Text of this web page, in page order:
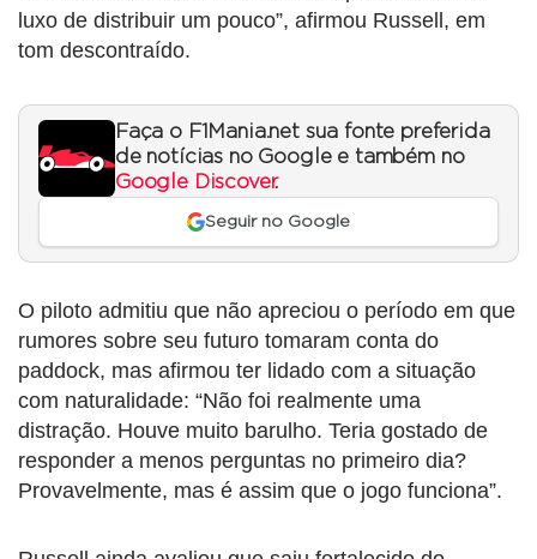
luxo de distribuir um pouco”, afirmou Russell, em
tom descontraído.
Faça o F1Mania.net sua fonte preferida
de notícias no Google e também no
Google Discover.
Seguir no Google
O piloto admitiu que não apreciou o período em que
rumores sobre seu futuro tomaram conta do
paddock, mas afirmou ter lidado com a situação
com naturalidade: “Não foi realmente uma
distração. Houve muito barulho. Teria gostado de
responder a menos perguntas no primeiro dia?
Provavelmente, mas é assim que o jogo funciona”.